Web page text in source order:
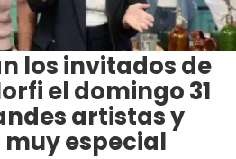
los invitados de
el domingo 31
artistas y
especial